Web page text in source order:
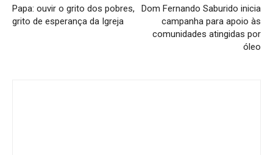
Papa: ouvir o grito dos pobres,
grito de esperança da Igreja
Dom Fernando Saburido inicia
campanha para apoio às
comunidades atingidas por
óleo